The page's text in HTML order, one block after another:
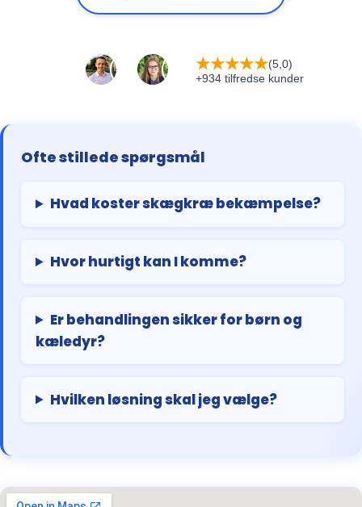
★★★★★(5,0)
+934 tilfredse kunder
Ofte stillede spørgsmål
Hvad koster skægkræ bekæmpelse?
Hvor hurtigt kan I komme?
Er behandlingen sikker for børn og
kæledyr?
Hvilken løsning skal jeg vælge?